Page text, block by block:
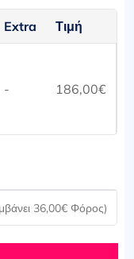
Extra Τιμή
- 186,00€
36,00€ Φόρος)